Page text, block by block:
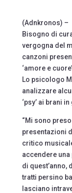
(Adnkronos) –
Bisogno di
vergogna del
canzoni
‘amore e
Lo psicologo
analizzare
‘psy’ ai brani in
“Mi sono
presentazioni
critico
accendere
di quest’anno,
tratti persino
lasciano